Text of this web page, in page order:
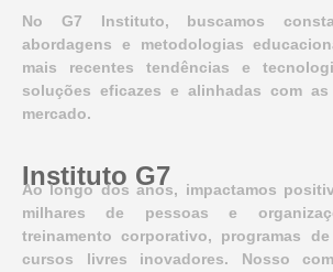
No G7 Instituto, buscamos
abordagens e metodologias
mais recentes tendências e
soluções eficazes e alinhadas com
mercado.
Instituto G7
Ao longo dos anos, impactamos
milhares de pessoas e
treinamento corporativo, programas
cursos livres inovadores. Nosso